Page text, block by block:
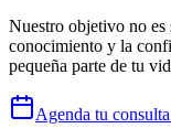
Nuestro objetivo no es
conocimiento y la
pequeña parte de tu
Agenda tu